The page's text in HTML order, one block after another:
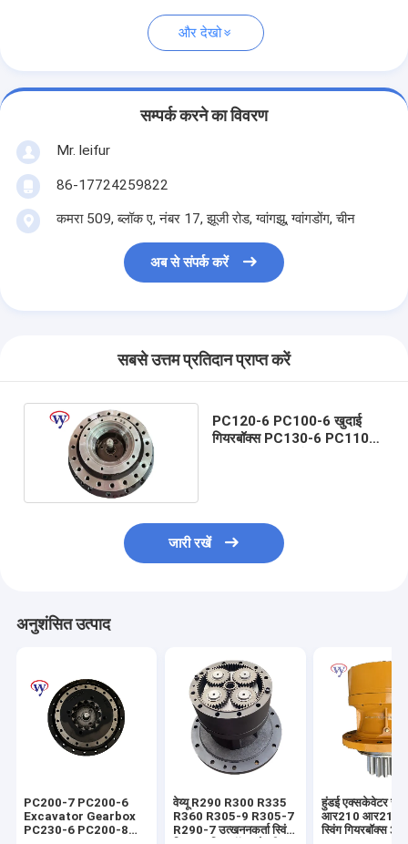
और देखो
सम्पर्क करने का विवरण
Mr. leifur
86-17724259822
कमरा 509, ब्लॉक ए, नंबर 17, झूजी रोड, ग्वांगझू, ग्वांगडोंग, चीन
अब से संपर्क करें
सबसे उत्तम प्रतिदान प्राप्त करें
PC120-6 PC100-6 खुदाई
गियरबॉक्स PC130-6 PC110-7
जारी रखें
अनुशंसित उत्पाद
PC200-7 PC200-6
Excavator Gearbox
PC230-6 PC200-8
वेय्यू R290 R300 R335
R360 R305-9 R305-7
R290-7 उत्खननकर्ता स्विंग
हुंडई एक्सकेवेटर
आर210
स्विंग गियरबॉक्स